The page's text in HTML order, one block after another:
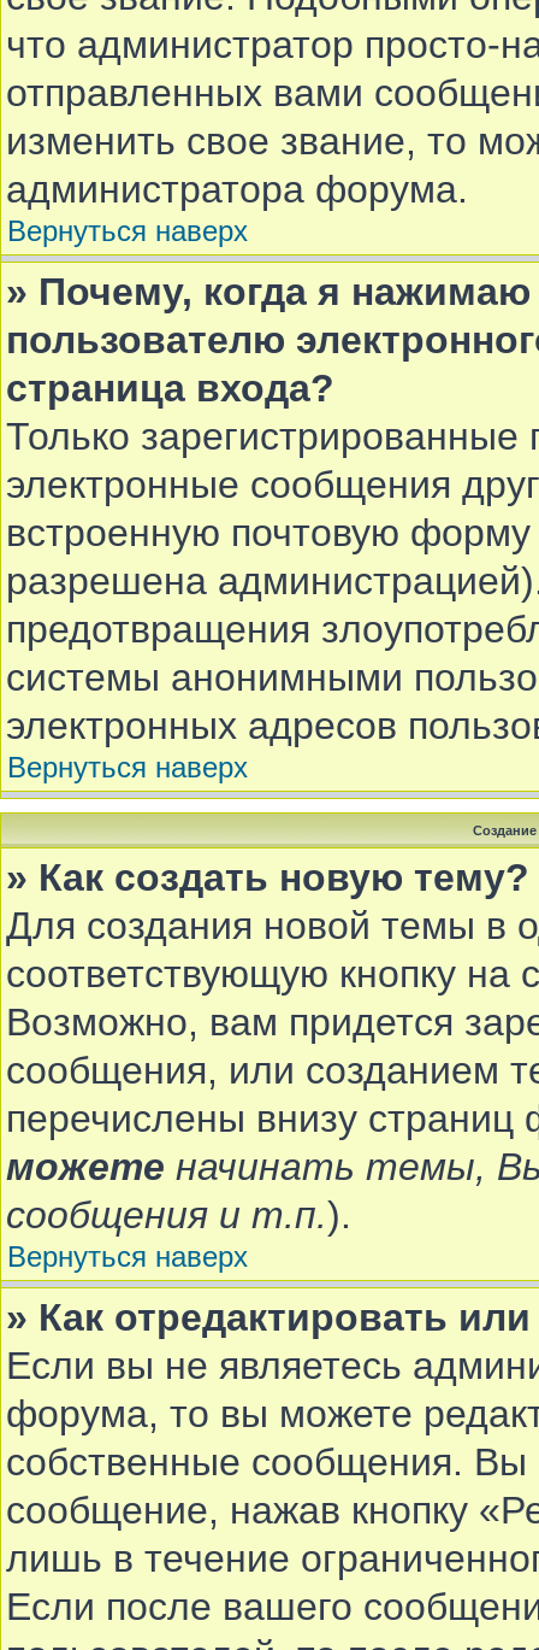
что администратор просто-
отправленных вами
изменить свое звание, то
администратора форума.
Вернуться наверх
» Почему, когда я
пользователю
страница входа?
Только зарегистрированные
электронные сообщения
встроенную почтовую
разрешена
предотвращения
системы анонимными
электронных адресов
Вернуться наверх
» Как создать новую тему?
Для создания новой темы в
соответствующую кнопку
Возможно, вам придется
сообщения, или созданием
перечислены внизу
можете начинать темы,
сообщения и т.п.).
Вернуться наверх
» Как отредактировать
Если вы не являетесь
форума, то вы можете
собственные сообщения. Вы
сообщение, нажав кнопку
лишь в течение
Если после вашего